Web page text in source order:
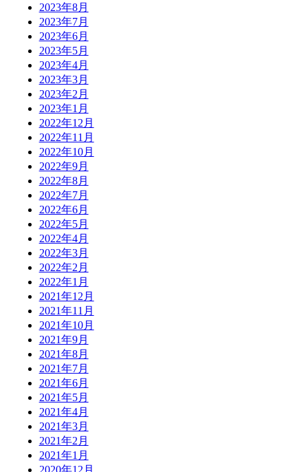
2023年8月
2023年7月
2023年6月
2023年5月
2023年4月
2023年3月
2023年2月
2023年1月
2022年12月
2022年11月
2022年10月
2022年9月
2022年8月
2022年7月
2022年6月
2022年5月
2022年4月
2022年3月
2022年2月
2022年1月
2021年12月
2021年11月
2021年10月
2021年9月
2021年8月
2021年7月
2021年6月
2021年5月
2021年4月
2021年3月
2021年2月
2021年1月
2020年12月